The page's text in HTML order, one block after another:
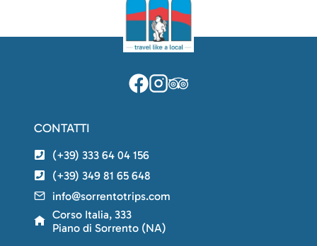
CONTATTI
(+39) 333 64 04 156
(+39) 349 81 65 648
info@sorrentotrips.com
Corso Italia, 333
Piano di Sorrento (NA)